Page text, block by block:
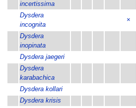
incertissima
Dysdera
incognita
×
Dysdera
inopinata
Dysdera jaegeri
Dysdera
karabachica
Dysdera kollari
Dysdera krisis